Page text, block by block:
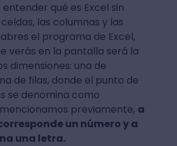
entender qué es Excel sin
las columnas y las
el programa de Excel,
verás en la pantalla será la
dimensiones: una de
de filas, donde el punto de
se denomina como
previamente, a
un número y a
una letra.